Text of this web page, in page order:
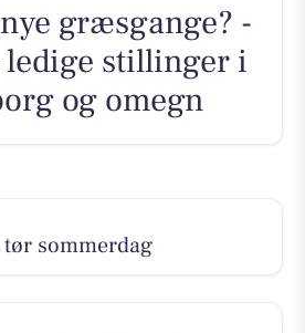
græsgange? -
ledige stillinger i
og omegn
sommerdag